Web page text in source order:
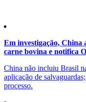
Em investigação, China
carne bovina e notifica
China não incluiu Brasil
aplicação de
processo.